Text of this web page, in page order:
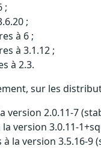
;
;
à 6 ;
à 3.1.12 ;
à 2.3.
sur les
version 2.0.11-7
version 3.0.11-
la version 3.5.16-9